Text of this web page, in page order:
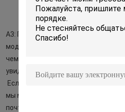
A3: Перевод 3D наше предложение
модели, поэтому фактический цвет
чем что вы
увидел в представляя
Если вам нужно увидеть
мы можем аранжировать образцы
почтовым сбором принесенным